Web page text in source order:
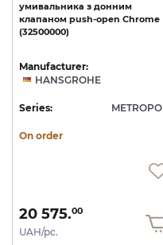
умивальника з донним
клапаном push-open Chrome
(32500000)
Manufacturer:
HANSGROHE
Series:
On order
20 575.00
UAH/pc.